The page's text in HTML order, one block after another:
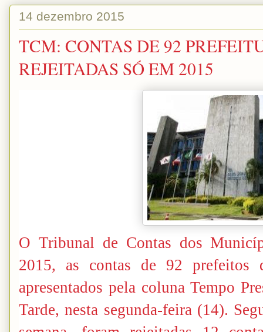
14 dezembro 2015
TCM: CONTAS DE 92
REJEITADAS SÓ EM 2015
O Tribunal de Contas dos
2015, as contas de 92 prefeitos
apresentados pela coluna Tempo
Tarde, nesta segunda-feira (14).